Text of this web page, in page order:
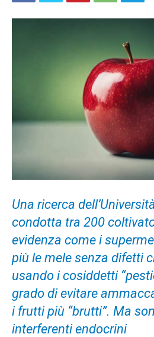
Una ricerca
condotta tra 200
evidenza come i
più le mele senza difetti
usando i cosiddetti
grado di evitare
i frutti più “brutti”. Ma
interferenti endocrini